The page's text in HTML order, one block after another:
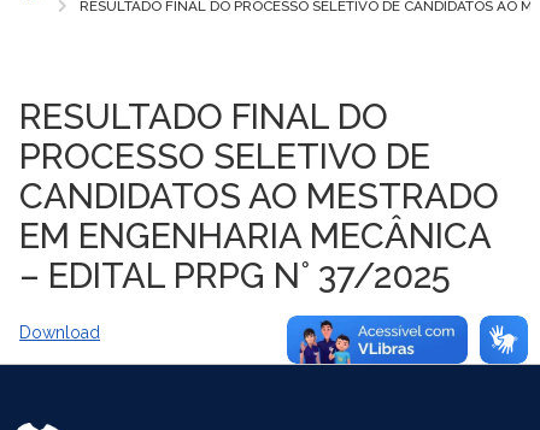
RESULTADO FINAL DO PROCESSO SELETIVO DE CANDIDATOS AO
RESULTADO FINAL DO
PROCESSO SELETIVO DE
CANDIDATOS AO MESTRADO
EM ENGENHARIA MECÂNICA
– EDITAL PRPG N° 37/2025
Download